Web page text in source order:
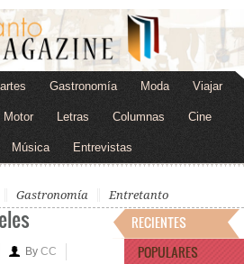
Gastronomía Moda Viajar
Motor Letras Columnas Cine
Música Entrevistas
Gastronomía Entretanto
By CC
RECIENTES
POPULARES